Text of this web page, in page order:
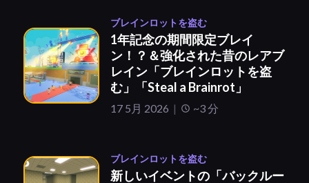
ブレインロットを盗む
1年記念の期間限定ブレイ
ン！？＆強化された昔のレアブ
レイン「ブレインロットを盗
む」「Steal a Brainrot」
17 5月 2026 ~3 分
ブレインロットを盗む
新しいイベントの「バックルー